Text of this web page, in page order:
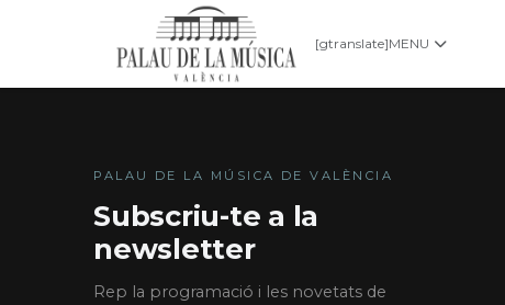
[gtranslate]MENU
PALAU DE LA MÚSICA DE VALÈNCIA
Subscriu-te a la
newsletter
Rep la programació i les novetats de